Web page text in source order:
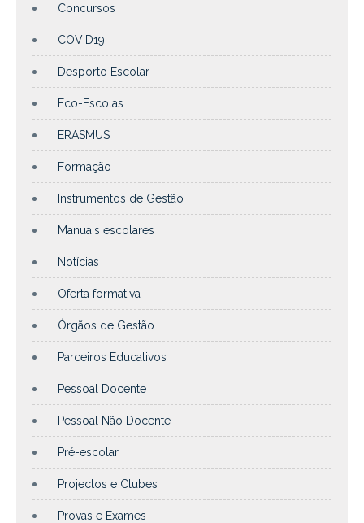
Concursos
COVID19
Desporto Escolar
Eco-Escolas
ERASMUS
Formação
Instrumentos de Gestão
Manuais escolares
Notícias
Oferta formativa
Órgãos de Gestão
Parceiros Educativos
Pessoal Docente
Pessoal Não Docente
Pré-escolar
Projectos e Clubes
Provas e Exames